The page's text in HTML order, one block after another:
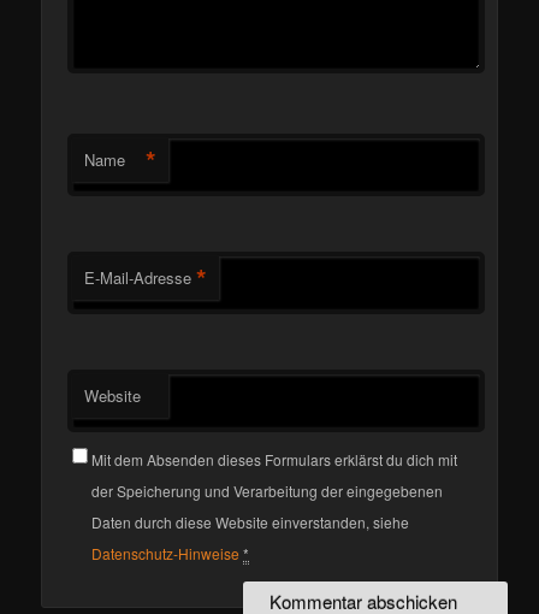
Name *
E-Mail-Adresse *
Website
Mit dem Absenden dieses Formulars erklärst du dich mit
der Speicherung und Verarbeitung der eingegebenen
Daten durch diese Website einverstanden, siehe
Datenschutz-Hinweise *